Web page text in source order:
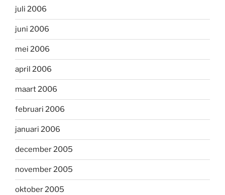
juli 2006
juni 2006
mei 2006
april 2006
maart 2006
februari 2006
januari 2006
december 2005
november 2005
oktober 2005